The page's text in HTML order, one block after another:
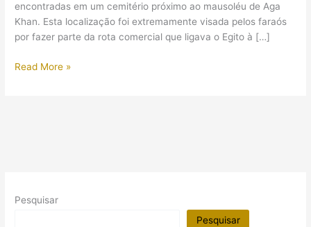
encontradas em um cemitério próximo ao mausoléu de Aga
Khan. Esta localização foi extremamente visada pelos faraós
por fazer parte da rota comercial que ligava o Egito à […]
Dezenas
Egito
Read More »
Pesquisar
Pesquisar